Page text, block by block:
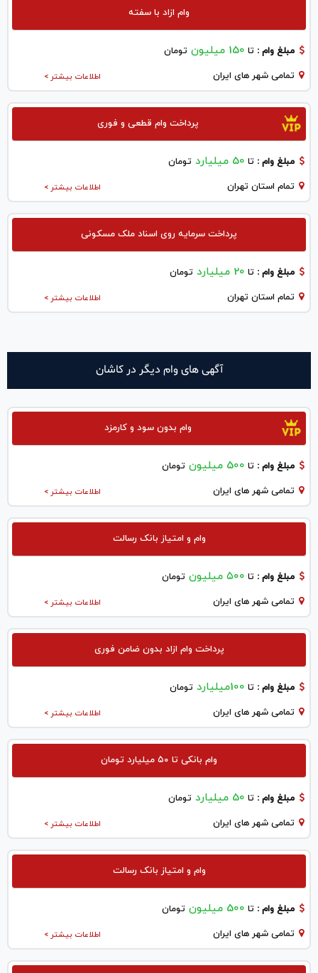
وام ازاد با سفته
مبلغ وام : تا 150 میلیون تومان
اطلاعات بیشتر > تمامی شهر های ایران
پرداخت وام قطعی و فوری
مبلغ وام : تا 50 میلیارد تومان
اطلاعات بیشتر > تمام استان تهران
پرداخت سرمایه روی اسناد ملک مسکونی
مبلغ وام : تا 20 میلیارد تومان
اطلاعات بیشتر > تمام استان تهران
آگهی های وام دیگر در كاشان
وام بدون سود و کارمزد
مبلغ وام : تا 500 میلیون تومان
اطلاعات بیشتر > تمامی شهر های ایران
وام و امتیاز بانک رسالت
مبلغ وام : تا ۵۰۰ میلیون تومان
اطلاعات بیشتر > تمامی شهر های ایران
پرداخت وام ازاد بدون ضامن فوری
مبلغ وام : تا 100میلیارد تومان
اطلاعات بیشتر > تمامی شهر های ایران
وام بانکی تا ۵۰ میلیارد تومان
مبلغ وام : تا 50 میلیارد تومان
اطلاعات بیشتر > تمامی شهر های ایران
وام و امتیاز بانک رسالت
مبلغ وام : تا 500 میلیون تومان
اطلاعات بیشتر > تمامی شهر های ایران